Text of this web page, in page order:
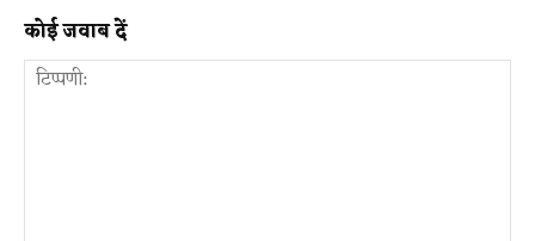
कोई जवाब दें